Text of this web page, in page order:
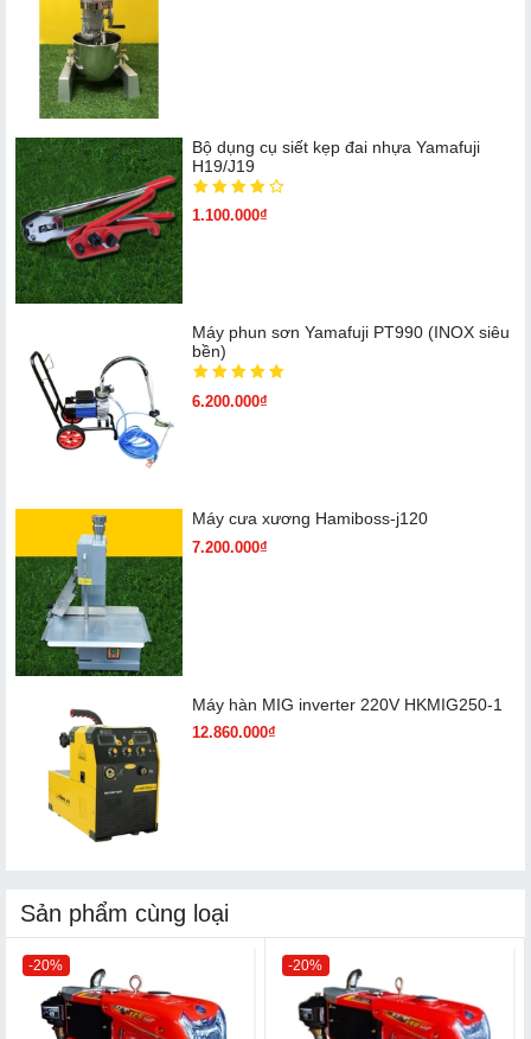
Bộ dụng cụ siết kẹp đai nhựa Yamafuji
H19/J19
1.100.000₫
Máy phun sơn Yamafuji PT990 (INOX siêu
bền)
6.200.000₫
Máy cưa xương Hamiboss-j120
7.200.000₫
Máy hàn MIG inverter 220V HKMIG250-1
12.860.000₫
Sản phẩm cùng loại
-20% -20%